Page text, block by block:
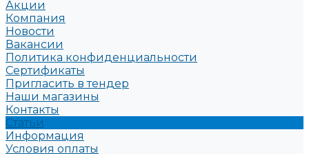
Акции
Компания
Новости
Вакансии
Политика конфиденциальности
Сертификаты
Пригласить в тендер
Наши магазины
Контакты
Статьи
Информация
Условия оплаты